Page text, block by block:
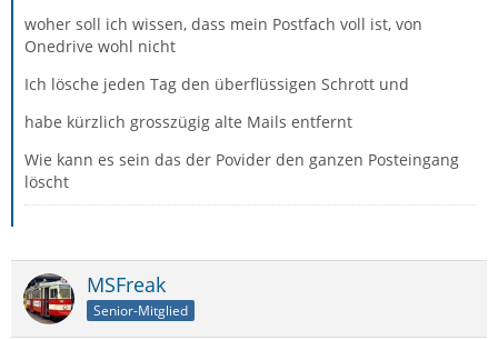
woher soll ich wissen, dass mein Postfach voll ist, von
Onedrive wohl nicht
Ich lösche jeden Tag den überflüssigen Schrott und
habe kürzlich grosszügig alte Mails entfernt
Wie kann es sein das der Povider den ganzen Posteingang
löscht
MSFreak
Senior-Mitglied